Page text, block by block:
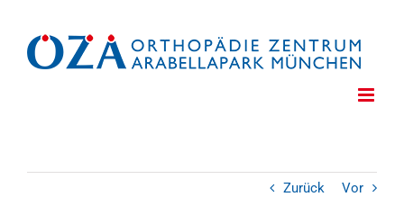
springen
Zurück Vor